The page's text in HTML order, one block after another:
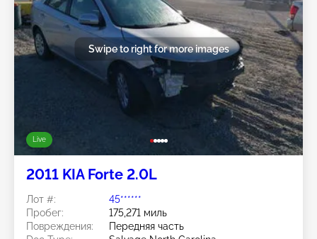
Live
Swipe to right for more images
2011 KIA Forte 2.0L
Лот #:
45******
Пробег:
175,271 миль
Повреждения:
Передняя часть